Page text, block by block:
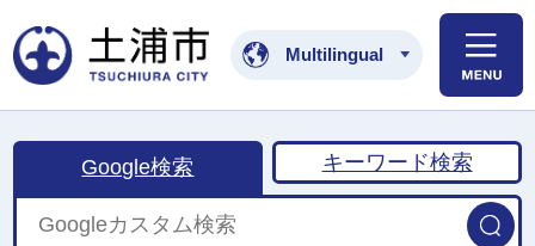
土浦市公式ホームペ
Multilingual
Google検索 キーワード検索